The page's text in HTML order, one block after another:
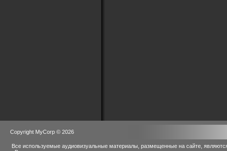
Copyright MyCorp © 2026
Все используемые аудиовизуальные материалы, размещенные на сайте,